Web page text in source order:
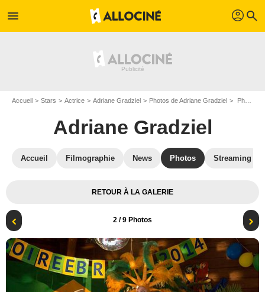
menu profil search
Accueil Stars Actrice Adriane Gradziel Photos de Adriane Gradziel Photo Thomas VDB, Adriane Gradziel
Adriane Gradziel
Accueil Filmographie News Photos Streaming
RETOUR À LA GALERIE
2 / 9 Photos